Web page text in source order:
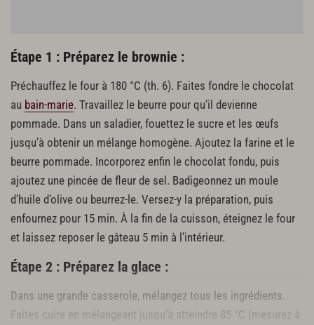
Étape 1 : Préparez le brownie :
Préchauffez le four à 180 °C (th. 6). Faites fondre le chocolat
au bain-marie. Travaillez le beurre pour qu’il devienne
pommade. Dans un saladier, fouettez le sucre et les œufs
jusqu’à obtenir un mélange homogène. Ajoutez la farine et le
beurre pommade. Incorporez enfin le chocolat fondu, puis
ajoutez une pincée de fleur de sel. Badigeonnez un moule
d’huile d’olive ou beurrez-le. Versez-y la préparation, puis
enfournez pour 15 min. À la fin de la cuisson, éteignez le four
et laissez reposer le gâteau 5 min à l’intérieur.
Étape 2 : Préparez la glace :
Dans une grande casserole, mélangez tous les ingrédients.
Faites cuire en mélangeant jusqu’à atteindre 85 °C (mesurez à